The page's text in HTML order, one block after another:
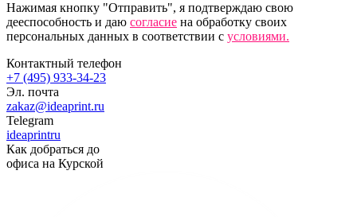
Нажимая кнопку "Отправить", я подтверждаю свою
дееспособность и даю согласие на обработку своих
персональных данных в соответствии с условиями.
Контактный телефон
+7 (495) 933-34-23
Эл. почта
zakaz@ideaprint.ru
Telegram
ideaprintru
Как добраться до
офиса на Курской